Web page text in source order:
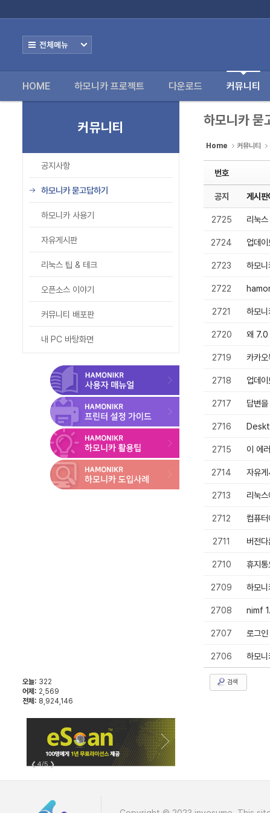
HOME 하모니카 프로젝트 다운로드 커뮤니티
커뮤니티
공지사항
하모니카 묻고답하기
하모니카 사용기
자유게시판
리눅스 팁 & 테크
오픈소스 이야기
커뮤니티 배포판
내 PC 바탕화면
오늘: 322
어제: 2,569
전체: 8,924,146
❮4/5❯
하모니카 묻
Home 커뮤니티
번호
공지 게시
2725 리눅
2724 업데
2723 하모
2722
2721 하모
2720 왜 7.0
2719 카카
2718 업데
2717 답변
2716
2715 이 에
2714 자유
2713 리눅
2712 컴퓨
2711 버전
2710 휴지
2709 하모
2708 nimf
2707 로그
2706 하모
검색
Home
다운로드
- 하모니카 묻고답하기
- 하모니카 사용기
- 자유게시판
- 리눅스 팁 & 테크
- 오픈소스 이야기
Sketchbook5, 스케치북5
Sketchbook5, 스케치북5
Sketchbook5, 스케치북5
Sketchbook5, 스케치북5